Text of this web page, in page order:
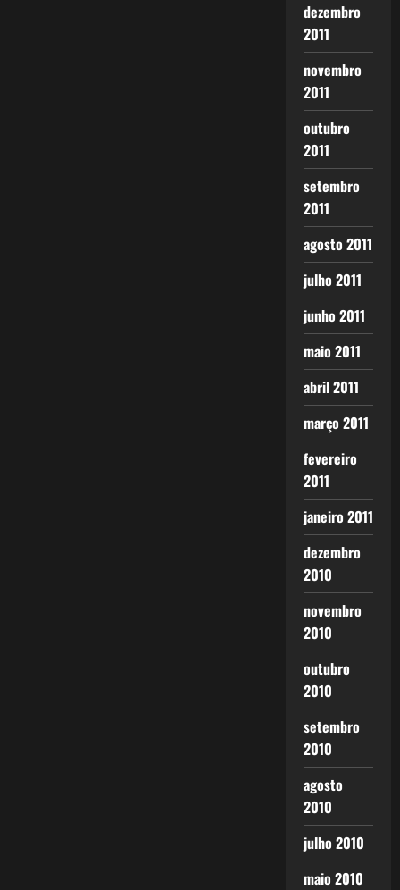
dezembro
2011
novembro
2011
outubro
2011
setembro
2011
agosto 2011
julho 2011
junho 2011
maio 2011
abril 2011
março 2011
fevereiro
2011
janeiro 2011
dezembro
2010
novembro
2010
outubro
2010
setembro
2010
agosto
2010
julho 2010
maio 2010